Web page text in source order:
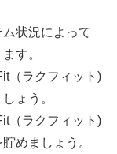
状況によって
す。
（ラクフィット)
ょう。
（ラクフィット)
めましょう。